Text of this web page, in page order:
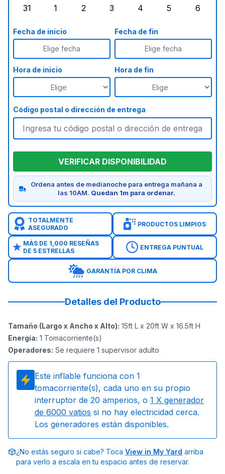
31
1
2
3
4
5
6
Fecha de inicio
Elige fecha
Fecha de fin
Elige fecha
Hora de inicio Hora de fin
Código postal o dirección de entrega
VERIFICAR DISPONIBILIDAD
Ordena antes de medianoche para entrega mañana a
las 10AM. Quedan 1m para ordenar.
TOTALMENTE
ASEGURADO
PRODUCTOS LIMPIOS
MÁS DE 1,000 RESEÑAS
DE 5 ESTRELLAS
ENTREGA PUNTUAL
GARANTÍA POR CLIMA
Detalles del Producto
Tamaño (Largo x Ancho x Alto): 15ft L x 20ft W x 16.5ft H
Energía: 1 Tomacorriente(s)
Operadores: Se requiere 1 supervisor adulto
Este inflable funciona con 1
tomacorriente(s), cada uno en su propio
interruptor de 20 amperios, o 1 X generador
de 6000 vatios si no hay electricidad cerca.
Los generadores están disponibles.
¿No estás seguro si cabe? Toca View in My Yard arriba
para verlo a escala en tu espacio antes de reservar.